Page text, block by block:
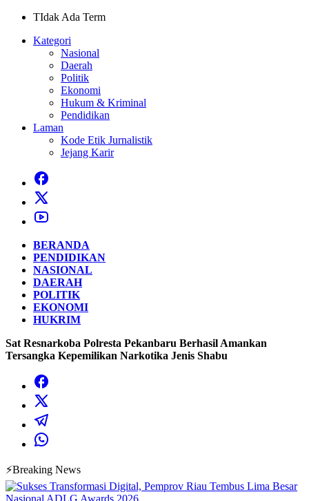
TIdak Ada Term
Kategori
Nasional
Daerah
Politik
Ekonomi
Hukum & Kriminal
Pendidikan
Laman
Kode Etik Jurnalistik
Jejang Karir
BERANDA
PENDIDIKAN
NASIONAL
DAERAH
POLITIK
EKONOMI
HUKRIM
Sat Resnarkoba Polresta Pekanbaru Berhasil Amankan
Tersangka Kepemilikan Narkotika Jenis Shabu
⚡Breaking News